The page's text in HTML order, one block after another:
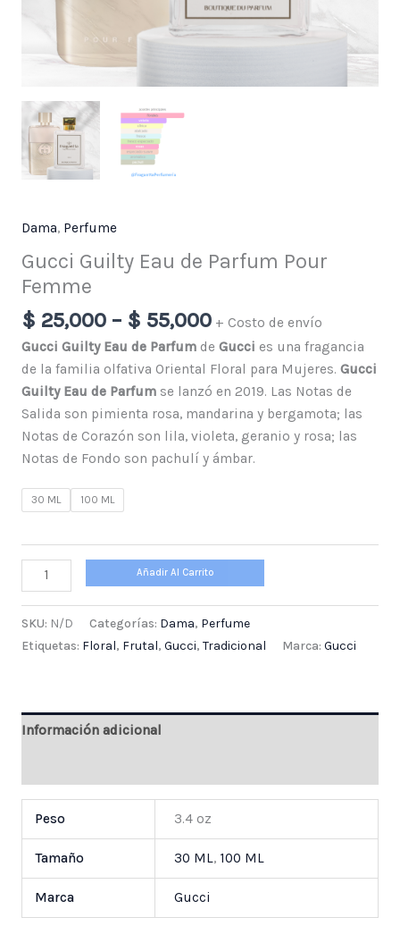
Dama, Perfume
Gucci Guilty Eau de Parfum Pour
Femme
$ 25,000 – $ 55,000 + Costo de envío
Gucci Guilty Eau de Parfumde Gucci es una fragancia
de la familia olfativa Oriental Floral para Mujeres. Gucci
Guilty Eau de Parfumse lanzó en 2019. Las Notas de
Salida son pimienta rosa, mandarina y bergamota; las
Notas de Corazón son lila, violeta, geranio y rosa; las
Notas de Fondo son pachulí y ámbar.
30 ML 100 ML
Añadir Al Carrito
SKU: N/D Categorías: Dama, Perfume
Etiquetas: Floral, Frutal, Gucci, Tradicional Marca: Gucci
Información adicional
Peso 3.4 oz
Tamaño 30 ML, 100 ML
Marca Gucci